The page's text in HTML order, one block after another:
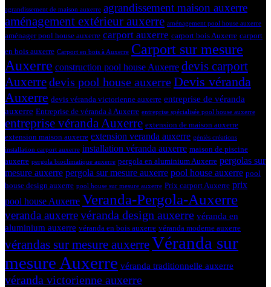
agrandissement de maison auxerre agrandissement maison auxerre
aménagement extérieur auxerre aménagement pool house auxerre
aménager pool house auxerre carport auxerre carport bois Auxerre carport
en bois auxerre Carport en bois à Auxerre Carport sur mesure
Auxerre construction pool house Auxerre devis carport
Auxerredevis pool house auxerreDevis véranda
Auxerre devis véranda victorienne auxerre entreprise de véranda
auxerre Entreprise de véranda à Auxerre entreprise spécialisée pool house auxerre
entreprise véranda Auxerre extension de maison auxerre
extension maison auxerre extension veranda auxerre géniès créations
installation carport auxerre installation véranda auxerre maison de piscine
auxerre pergola bioclimatique auxerre pergola en aluminium Auxerre pergolas sur
mesure auxerre pergola sur mesure auxerre pool house auxerre pool
house design auxerre pool house sur mesure auxerre Prix carport Auxerre prix
pool house Auxerre Veranda-Pergola-Auxerre
veranda auxerrevéranda design auxerre véranda en
aluminium auxerre véranda en bois auxerre véranda moderne auxerre
vérandas sur mesure auxerreVéranda sur
mesure Auxerre véranda traditionnelle auxerre
véranda victorienne auxerre